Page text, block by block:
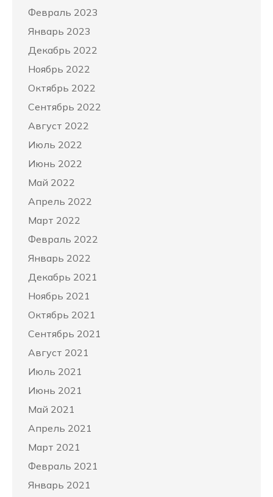
Февраль 2023
Январь 2023
Декабрь 2022
Ноябрь 2022
Октябрь 2022
Сентябрь 2022
Август 2022
Июль 2022
Июнь 2022
Май 2022
Апрель 2022
Март 2022
Февраль 2022
Январь 2022
Декабрь 2021
Ноябрь 2021
Октябрь 2021
Сентябрь 2021
Август 2021
Июль 2021
Июнь 2021
Май 2021
Апрель 2021
Март 2021
Февраль 2021
Январь 2021